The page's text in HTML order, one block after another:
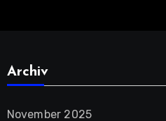
Archiv
November 2025